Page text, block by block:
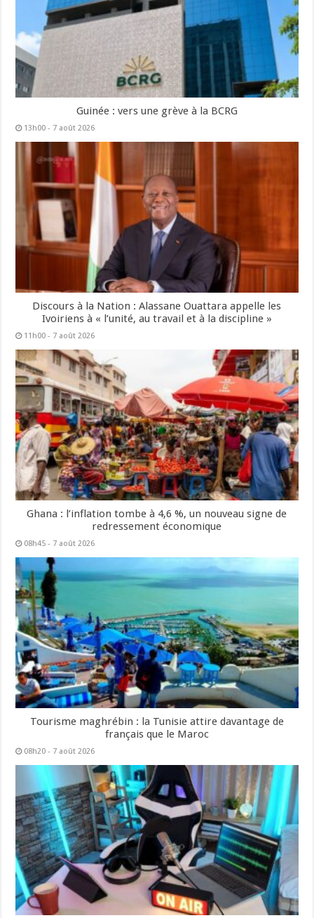
Guinée : vers une grève à la BCRG
13h00 - 7 août 2026
Discours à la Nation : Alassane Ouattara appelle les
Ivoiriens à « l’unité, au travail et à la discipline »
11h00 - 7 août 2026
Ghana : l’inflation tombe à 4,6 %, un nouveau signe de
redressement économique
08h45 - 7 août 2026
Tourisme maghrébin : la Tunisie attire davantage de
français que le Maroc
08h20 - 7 août 2026